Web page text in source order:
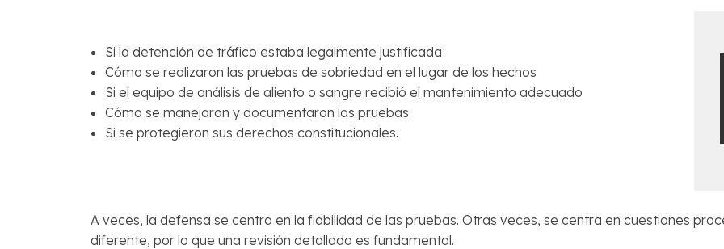
Si la detención de tráfico estaba legalmente justificada
Cómo se realizaron las pruebas de sobriedad en el lugar de los hechos
Si el equipo de análisis de aliento o sangre recibió el mantenimiento adecuado
Cómo se manejaron y documentaron las pruebas
Si se protegieron sus derechos constitucionales.
A veces, la defensa se centra en la fiabilidad de las pruebas. Otras veces, se centra en cuestiones
diferente, por lo que una revisión detallada es fundamental.